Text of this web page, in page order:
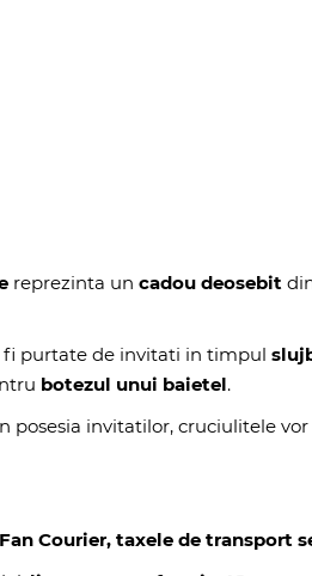
reprezinta un cadou deosebit
fi purtate de invitati in timpul
botezul unui baietel.
posesia invitatilor, cruciulitele
Fan Courier, taxele de transport